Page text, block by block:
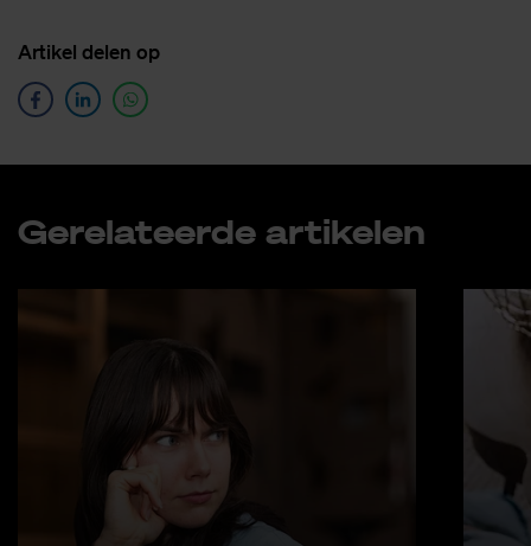
Ar­ti­kel de­len op
Ge­re­la­teer­de ar­ti­ke­len